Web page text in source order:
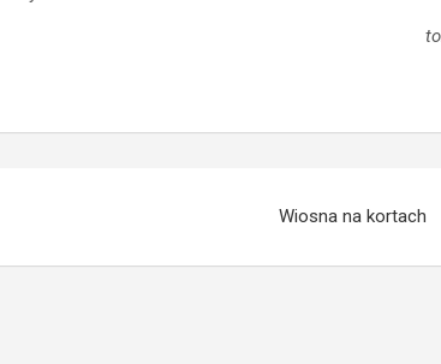
Wiosna na kortach